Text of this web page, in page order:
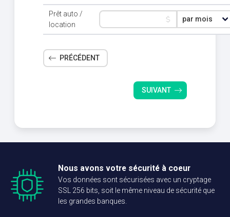
Prêt auto /
location
PRÉCÉDENT
SUIVANT
Nous avons votre sécurité à coeur
Vos données sont sécurisées avec un cryptage
SSL 256 bits, soit le même niveau de sécurité que
les grandes banques.